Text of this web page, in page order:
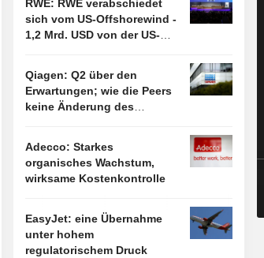
RWE: RWE verabschiedet
sich vom US-Offshorewind -
1,2 Mrd. USD von der US-
Qiagen: Q2 über den
Erwartungen; wie die Peers
keine Änderung des
Adecco: Starkes
organisches Wachstum,
wirksame Kostenkontrolle
EasyJet: eine Übernahme
unter hohem
regulatorischem Druck